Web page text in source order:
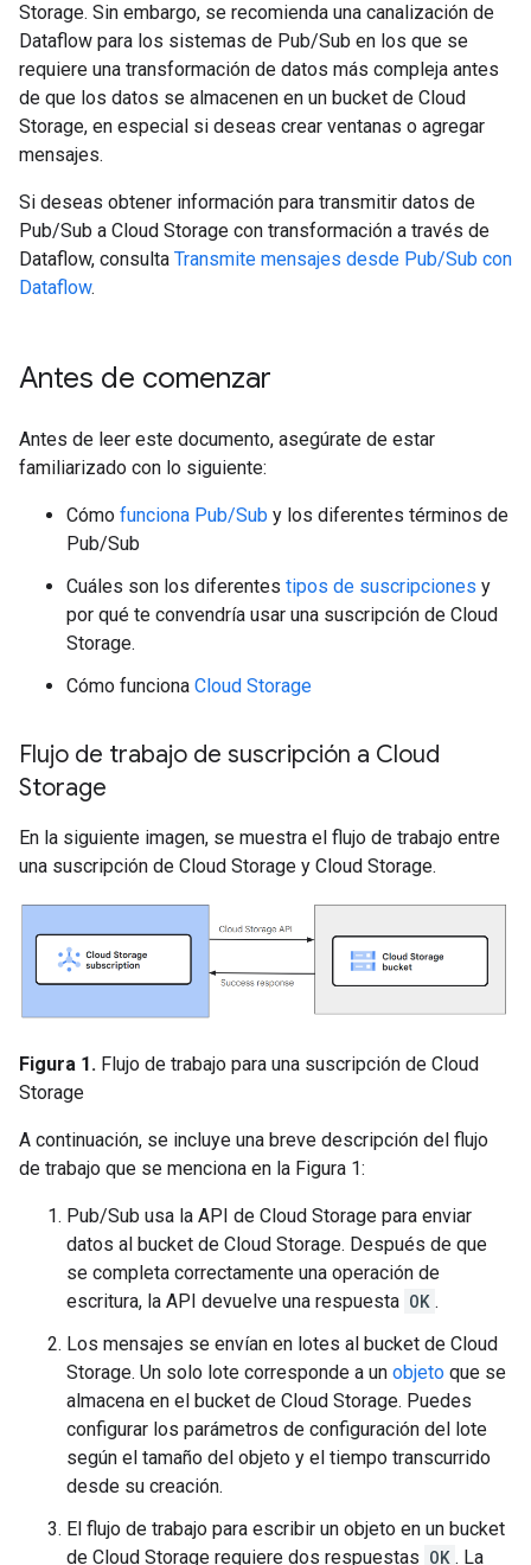
Storage. Sin embargo, se recomienda una canalización de
Dataflow para los sistemas de Pub/Sub en los que se
requiere una transformación de datos más compleja antes
de que los datos se almacenen en un bucket de Cloud
Storage, en especial si deseas crear ventanas o agregar
mensajes.
Si deseas obtener información para transmitir datos de
Pub/Sub a Cloud Storage con transformación a través de
Dataflow, consulta Transmite mensajes desde Pub/Sub con
Dataflow.
Antes de comenzar
Antes de leer este documento, asegúrate de estar
familiarizado con lo siguiente:
Cómo funciona Pub/Sub y los diferentes términos de
Pub/Sub
Cuáles son los diferentes tipos de suscripciones y
por qué te convendría usar una suscripción de Cloud
Storage.
Cómo funciona Cloud Storage
Flujo de trabajo de suscripción a Cloud
Storage
En la siguiente imagen, se muestra el flujo de trabajo entre
una suscripción de Cloud Storage y Cloud Storage.
Figura 1. Flujo de trabajo para una suscripción de Cloud
Storage
A continuación, se incluye una breve descripción del flujo
de trabajo que se menciona en la Figura 1:
Pub/Sub usa la API de Cloud Storage para enviar
datos al bucket de Cloud Storage. Después de que
se completa correctamente una operación de
escritura, la API devuelve una respuesta OK .
Los mensajes se envían en lotes al bucket de Cloud
Storage. Un solo lote corresponde a un objeto que se
almacena en el bucket de Cloud Storage. Puedes
configurar los parámetros de configuración del lote
según el tamaño del objeto y el tiempo transcurrido
desde su creación.
El flujo de trabajo para escribir un objeto en un bucket
de Cloud Storage requiere dos respuestas OK . La